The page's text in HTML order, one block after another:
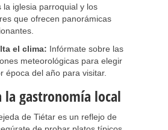
la iglesia parroquial y los
que ofrecen panorámicas
el clima: Infórmate sobre las
meteorológicas para elegir
época del año para visitar.
la gastronomía local
de Tiétar es un reflejo de